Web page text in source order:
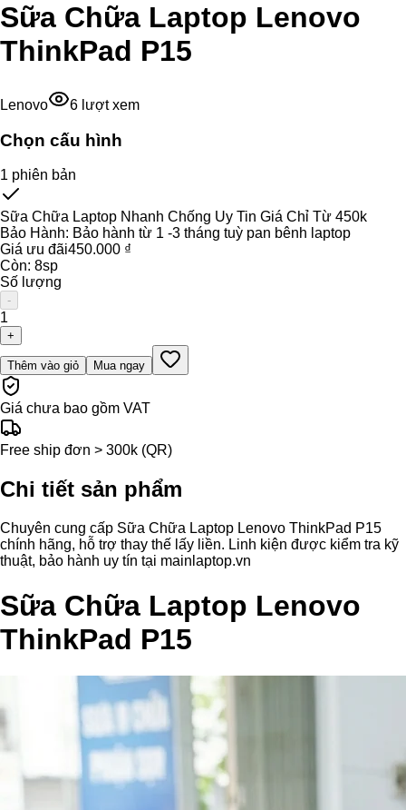
Sữa Chữa Laptop Lenovo
ThinkPad P15
Lenovo 6 lượt xem
Chọn cấu hình
1 phiên bản
Sữa Chữa Laptop Nhanh Chống Uy Tin Giá Chỉ Từ 450k
Bảo Hành: Bảo hành từ 1 -3 tháng tuỳ pan bênh laptop
Giá ưu đãi450.000 ₫
Còn: 8sp
Số lượng
-
1
+
Thêm vào giỏ Mua ngay
Giá chưa bao gồm VAT
Free ship đơn > 300k (QR)
Chi tiết sản phẩm
Chuyên cung cấp Sữa Chữa Laptop Lenovo ThinkPad P15
chính hãng, hỗ trợ thay thế lấy liền. Linh kiện được kiểm tra kỹ
thuật, bảo hành uy tín tại mainlaptop.vn
Sữa Chữa Laptop Lenovo
ThinkPad P15